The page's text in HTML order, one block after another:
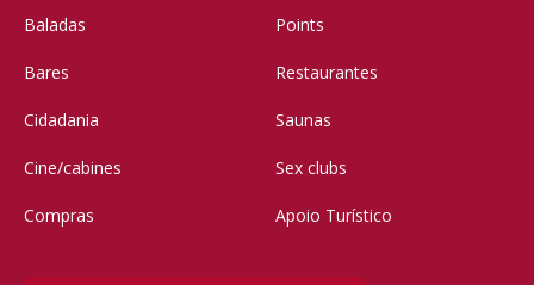
Baladas
Bares
Cidadania
Cine/cabines
Compras
Points
Restaurantes
Saunas
Sex clubs
Apoio Turístico